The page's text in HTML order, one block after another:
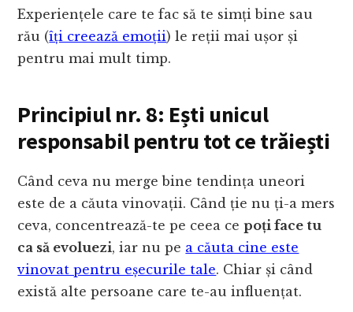
Experiențele care te fac să te simți bine sau
rău (îți creează emoții) le reții mai ușor și
pentru mai mult timp.
Principiul nr. 8: Ești unicul
responsabil pentru tot ce trăiești
Când ceva nu merge bine tendința uneori
este de a căuta vinovații. Când ție nu ți-a mers
ceva, concentrează-te pe ceea cepoți face tu
ca să evoluezi, iar nu pe a căuta cine este
vinovat pentru eșecurile tale. Chiar și când
există alte persoane care te-au influențat.